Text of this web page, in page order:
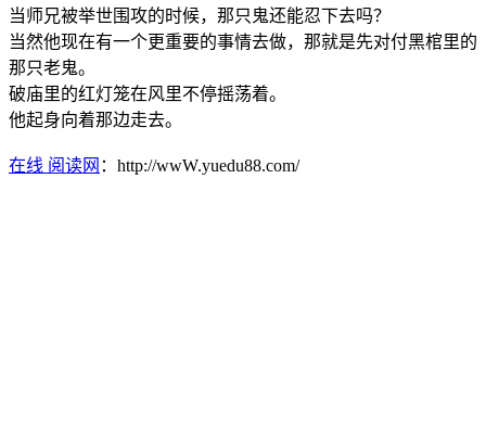
当师兄被举世围攻的时候，那只鬼还能忍下去吗？
当然他现在有一个更重要的事情去做，那就是先对付黑棺里的
那只老鬼。
破庙里的红灯笼在风里不停摇荡着。
他起身向着那边走去。
在线 阅读网 ：http://wwW.yuedu88.com/